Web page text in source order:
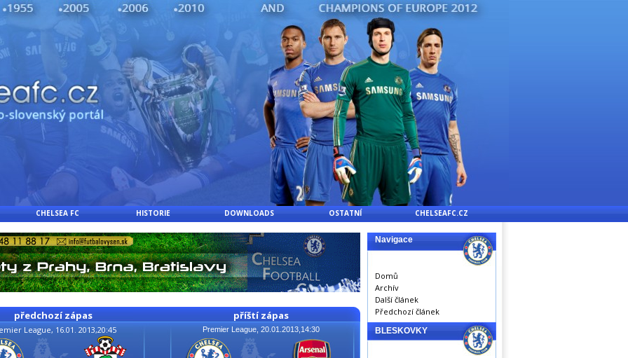
CHELSEA FC HISTORIE DOWNLOADS OSTATNÍ CHELSEAFC.CZ
předchozí zápas
League, 16.01. 2013,20:45
příští zápas
Premier League, 20.01.2013,14:30
Navigace
Domů
Archív
Další článek
Předchozí článek
BLESKOVKY